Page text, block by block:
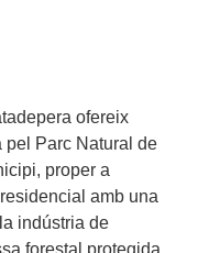
ofereix
pel Parc Natural de
proper a
amb una
indústria de
forestal protegida